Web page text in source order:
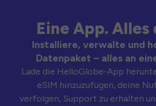
Eine App. Alles
Installiere, verwalte und
Datenpaket – alles an
Lade die HelloGlobe-App
eSIM hinzuzufügen, deine
verfolgen, Support zu erhalten